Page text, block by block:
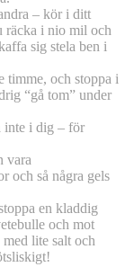
– kör i ditt
räcka i nio mil och
sig stela ben i
timme, och stoppa i
“gå tom” under
inte i dig – för
vara
och så några gels
en kladdig
och mot
lite salt och